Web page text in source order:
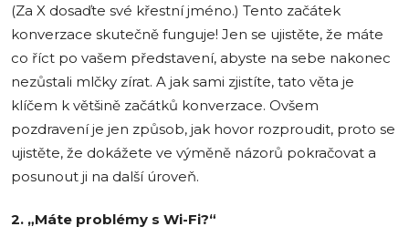
(Za X dosaďte své křestní jméno.) Tento začátek
konverzace skutečně funguje! Jen se ujistěte, že máte
co říct po vašem představení, abyste na sebe nakonec
nezůstali mlčky zírat. A jak sami zjistíte, tato věta je
klíčem k většině začátků konverzace. Ovšem
pozdravení je jen způsob, jak hovor rozproudit, proto se
ujistěte, že dokážete ve výměně názorů pokračovat a
posunout ji na další úroveň.
2. „Máte problémy s Wi-Fi?“